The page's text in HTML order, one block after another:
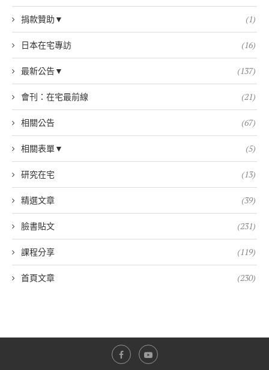
捐款贊助▼ (1)
日本在宅專訪 (16)
最新公告▼ (137)
會刊：在宅最前線 (21)
相關公告 (67)
相關表單▼ (5)
研究在宅 (13)
精選文章 (39)
臉書貼文 (231)
課程分享 (119)
首頁文章 (230)